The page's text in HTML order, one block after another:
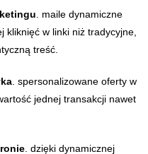
. maile dynamiczne
kliknięć w linki niż tradycyjne,
treść.
. spersonalizowane oferty w
jednej transakcji nawet
. dzięki dynamicznej